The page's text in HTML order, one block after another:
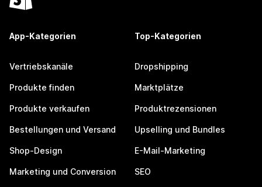
App-Kategorien
Vertriebskanäle
Produkte finden
Produkte verkaufen
Bestellungen und Versand
Shop-Design
Marketing und Conversion
Top-Kategorien
Dropshipping
Marktplätze
Produktrezensionen
Upselling und Bundles
E-Mail-Marketing
SEO